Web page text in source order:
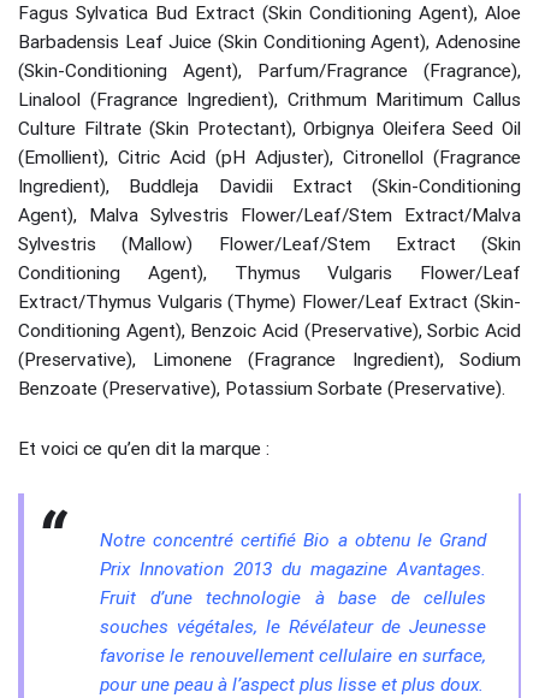
Fagus Sylvatica Bud Extract (Skin Conditioning Agent), Aloe
Barbadensis Leaf Juice (Skin Conditioning Agent), Adenosine
(Skin-Conditioning Agent), Parfum/Fragrance (Fragrance),
Linalool (Fragrance Ingredient), Crithmum Maritimum Callus
Culture Filtrate (Skin Protectant), Orbignya Oleifera Seed Oil
(Emollient), Citric Acid (pH Adjuster), Citronellol (Fragrance
Ingredient), Buddleja Davidii Extract (Skin-Conditioning
Agent), Malva Sylvestris Flower/Leaf/Stem Extract/Malva
Sylvestris (Mallow) Flower/Leaf/Stem Extract (Skin
Conditioning Agent), Thymus Vulgaris Flower/Leaf
Extract/Thymus Vulgaris (Thyme) Flower/Leaf Extract (Skin-
Conditioning Agent), Benzoic Acid (Preservative), Sorbic Acid
(Preservative), Limonene (Fragrance Ingredient), Sodium
Benzoate (Preservative), Potassium Sorbate (Preservative).
Et voici ce qu’en dit la marque :
Notre concentré certifié Bio a obtenu le Grand
Prix Innovation 2013 du magazine Avantages.
Fruit d’une technologie à base de cellules
souches végétales, le Révélateur de Jeunesse
favorise le renouvellement cellulaire en surface,
pour une peau à l’aspect plus lisse et plus doux.